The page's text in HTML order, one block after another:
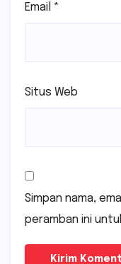
Email *
Situs Web
Simpan nama,
peramban ini